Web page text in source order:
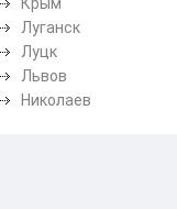
Луганск
Луцк
Львов
Николаев